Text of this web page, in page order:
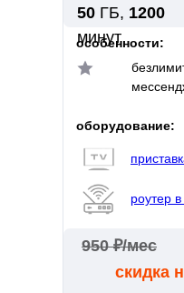
50 ГБ, 1200
минут
роутер
оборудование:
особенности:
950 ₽/мес
скидка